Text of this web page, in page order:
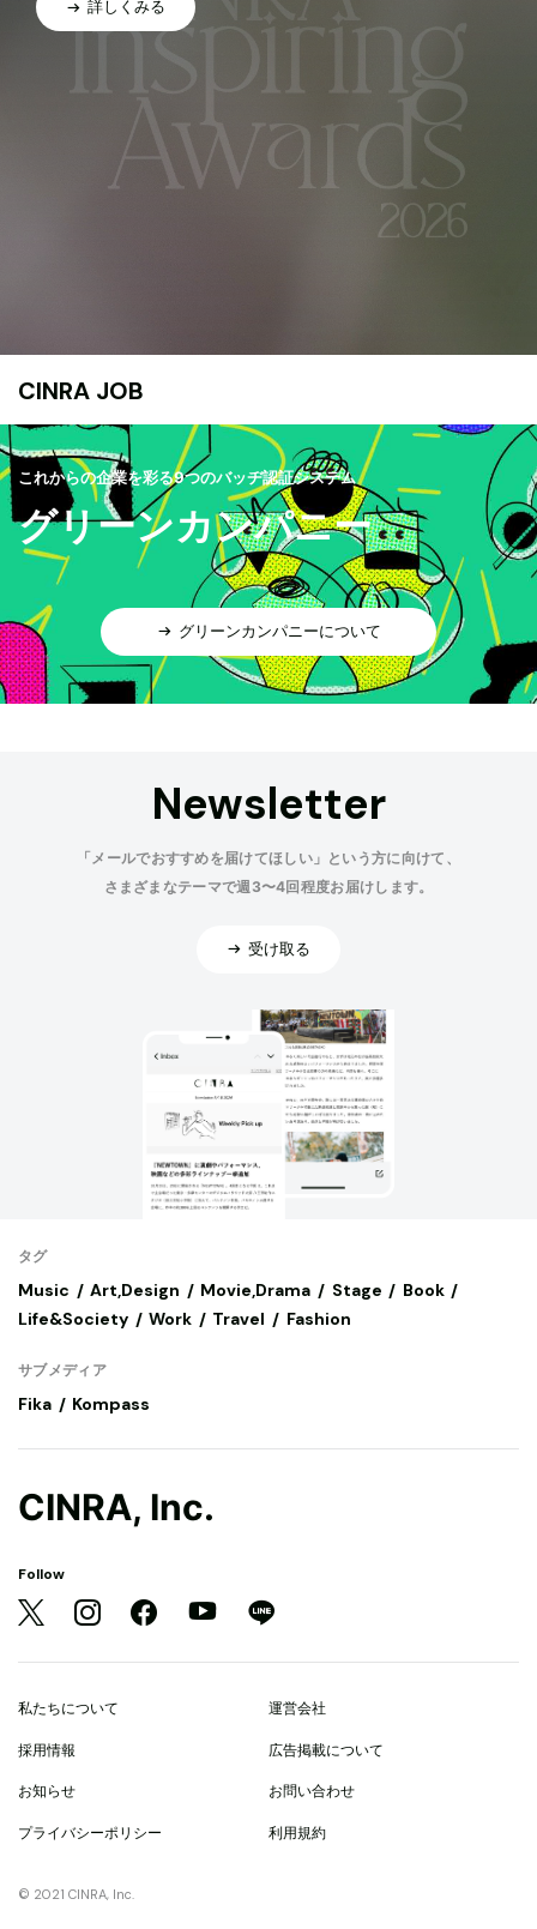
詳しくみる
CINRA JOB
これからの企業を彩る9つのバッヂ認証システム
グリーンカンパニー
グリーンカンパニーについて
Newsletter
「メールでおすすめを届けてほしい」という方に向けて、
さまざまなテーマで週3〜4回程度お届けします。
受け取る
タグ
Music Art,Design Movie,Drama Stage
Book
Life&Society
Work Travel Fashion
サブメディア
Fika Kompass
CINRA, Inc.
Follow
私たちについて 運営会社
採用情報 広告掲載について
お知らせ お問い合わせ
プライバシーポリシー 利用規約
© 2021 CINRA, Inc.